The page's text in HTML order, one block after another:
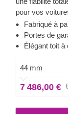
pour vos
lumineux et
sécurité de vos
d'allers-retours
invités.
grands
Fabriqué à
Portes de
Élégant toit à
44 mm
7 486,00 €